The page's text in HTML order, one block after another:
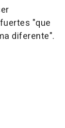
"que
diferente".